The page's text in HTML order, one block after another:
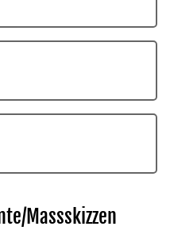
Massskizzen